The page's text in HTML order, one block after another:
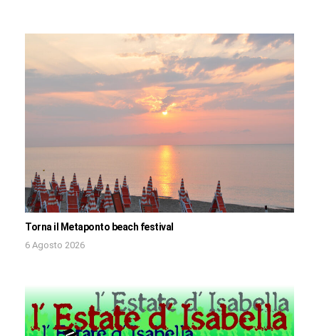
Torna il Metaponto beach festival
6 Agosto 2026